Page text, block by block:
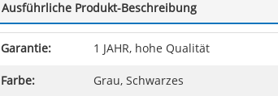
Ausführliche Produkt-Beschreibung
Garantie: 1 JAHR, hohe Qualität
Farbe: Grau, Schwarzes